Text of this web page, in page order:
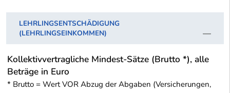
LEHRLINGSENTSCHÄDIGUNG
(LEHRLINGSEINKOMMEN)
Kollektivvertragliche Mindest-Sätze (Brutto *), alle
Beträge in Euro
* Brutto = Wert VOR Abzug der Abgaben (Versicherungen,